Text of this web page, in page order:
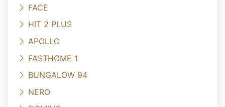
FACE
HIT 2 PLUS
APOLLO
FASTHOME 1
BUNGALOW 94
NERO